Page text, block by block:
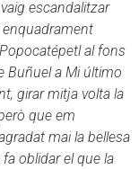
escandalitzar
enquadrament
al fons
Buñuel a Mi último
girar mitja volta la
que em
mai la bellesa
oblidar el que la